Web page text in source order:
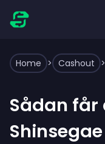
Home > Cashout >
Sådan